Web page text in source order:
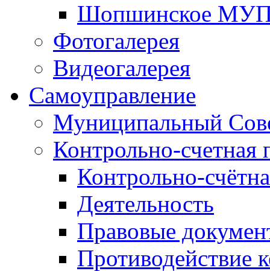
Шопшинское
Фотогалерея
Видеогалерея
Самоуправление
Муниципальный
Контрольно-счетная
Контрольно-
Деятельность
Правовые
Противодействие